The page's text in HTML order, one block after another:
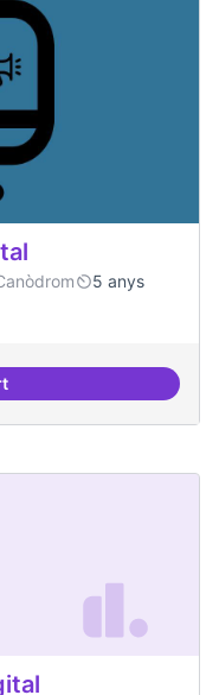
5 anys
Activista Digital